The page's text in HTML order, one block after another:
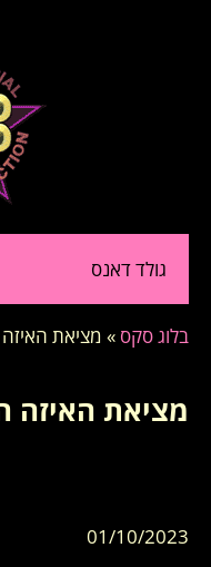
גולד דאנס
בלוג סקס » מציאת
מציאת האיזה
01/10/2023